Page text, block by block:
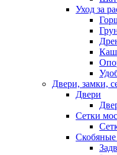
Уход за
Двери, замки,
Двери
Сетки
Скобяные